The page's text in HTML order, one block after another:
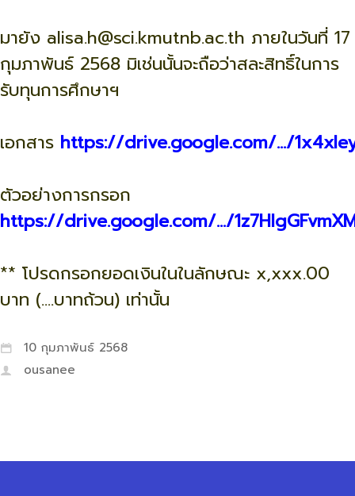
มายัง alisa.h@sci.kmutnb.ac.th ภายในวันที่ 17
กุมภาพันธ์ 2568 มิเช่นนั้นจะถือว่าสละสิทธิ์ในการ
รับทุนการศึกษาฯ
เอกสาร https://drive.google.com/.../
ตัวอย่างการกรอก
https://drive.google.com/.../
** โปรดกรอกยอดเงินในในลักษณะ x,xxx.00
บาท (....บาทถ้วน) เท่านั้น
10 กุมภาพันธ์ 2568
ousanee